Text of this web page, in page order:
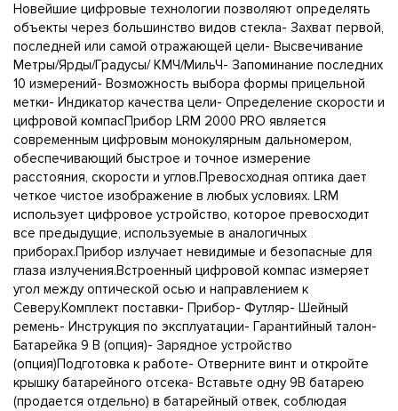
Новейшие цифровые технологии позволяют определять
объекты через большинство видов стекла- Захват первой,
последней или самой отражающей цели- Высвечивание
Метры/Ярды/Градусы/ КМЧ/МильЧ- Запоминание последних
10 измерений- Возможность выбора формы прицельной
метки- Индикатор качества цели- Определение скорости и
цифровой компасПрибор LRМ 2000 PRO является
современным цифровым монокулярным дальномером,
обеспечивающий быстрое и точное измерение
расстояния, скорости и углов.Превосходная оптика дает
четкое чистое изображение в любых условиях. LRM
использует цифровое устройство, которое превосходит
все предыдущие, используемые в аналогичных
приборах.Прибор излучает невидимые и безопасные для
глаза излучения.Встроенный цифровой компас измеряет
угол между оптической осью и направлением к
Северу.Комплект поставки- Прибор- Футляр- Шейный
ремень- Инструкция по эксплуатации- Гарантийный талон-
Батарейка 9 В (опция)- Зарядное устройство
(опция)Подготовка к работе- Отверните винт и откройте
крышку батарейного отсека- Вставьте одну 9В батарею
(продается отдельно) в батарейный отвек, соблюдая